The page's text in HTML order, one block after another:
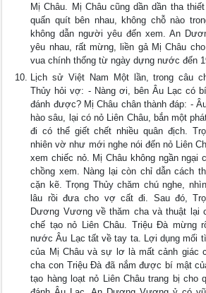
Mị Châu. Mị Châu cũng dần dần tha
quấn quít bên nhau, không chỗ nào
không dẫn người yêu đến xem. An
yêu nhau, rất mừng, liền gả Mị Châu
vua chính thống từ ngày dựng nước đến
Lịch sử Việt Nam Một lần, trong câu
Thủy hỏi vợ: - Nàng ơi, bên Âu Lạc có
đánh được? Mị Châu chân thành đáp: -
hào sâu, lại có nỏ Liên Châu, bắn một
đi có thể giết chết nhiều quân địch.
nhiên vờ như mới nghe nói đến nỏ Liên
xem chiếc nỏ. Mị Châu không ngần ngại
chồng xem. Nàng lại còn chỉ dẫn cách
cặn kẽ. Trọng Thủy chăm chú nghe,
lâu rồi đưa cho vợ cất đi. Sau đó,
Dương Vương về thăm cha và thuật lại
chế tạo nỏ Liên Châu. Triệu Đà mừng
nước Âu Lạc tất về tay ta. Lợi dụng mối
của Mị Châu và sự lơ là mất cảnh giác
cha con Triệu Đà đã nắm được bí mật
tạo hàng loạt nỏ Liên Châu trang bị cho